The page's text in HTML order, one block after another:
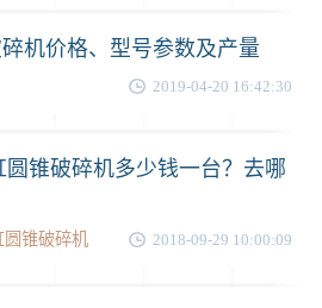
机价格、型号参数及产量
2019-04-20 16:42:30
圆锥破碎机多少钱一台？去哪
圆锥破碎机 2018-09-29 10:00:09